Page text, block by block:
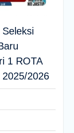
1 ROTA
2025/2026